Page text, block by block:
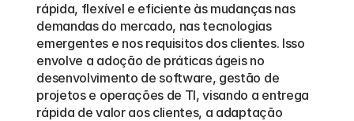
rápida, flexível e eficiente às mudanças nas
demandas do mercado, nas tecnologias
emergentes e nos requisitos dos clientes. Isso
envolve a adoção de práticas ágeis no
desenvolvimento de software, gestão de
projetos e operações de TI, visando a entrega
rápida de valor aos clientes, a adaptação